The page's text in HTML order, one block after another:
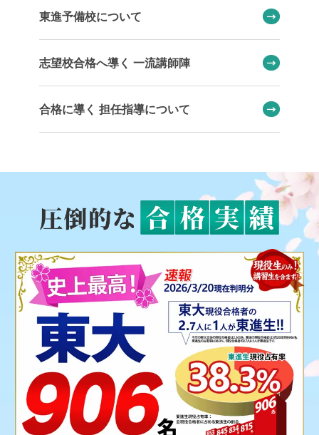
東進予備校について
志望校合格へ導く 一流講師陣
合格に導く 担任指導について